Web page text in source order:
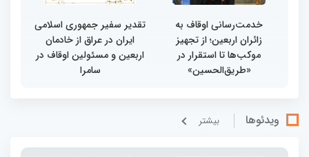
خدمت‌رسانی اوقاف به
زائران اربعین؛ از تجهیز
موکب‌ها تا استقرار در
«طریق‌الحسین»
تقدیر سفیر جمهوری اسلامی
ایران در عراق از خادمان
اربعین و مسئولین اوقاف در
سامرا
ویدئوها بيشتر